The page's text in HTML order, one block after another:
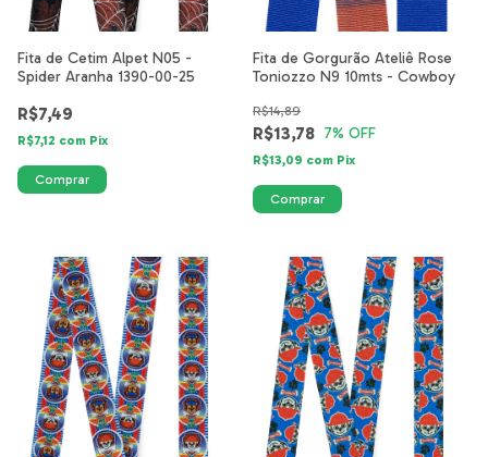
Fita de Cetim Alpet N05 -
Spider Aranha 1390-00-25
R$7,49
R$7,12 com Pix
Fita de Gorgurão Ateliê Rose
Toniozzo N9 10mts - Cowboy
R$13,78
R$14,89
7% OFF
R$13,09 com Pix